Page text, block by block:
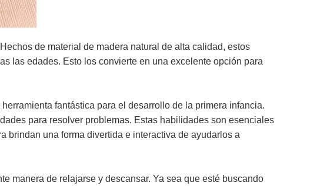
de material de madera natural de alta calidad, estos
las edades. Esto los convierte en una excelente opción para
fantástica para el desarrollo de la primera infancia.
para resolver problemas. Estas habilidades son esenciales
brindan una forma divertida e interactiva de ayudarlos a
manera de relajarse y descansar. Ya sea que esté buscando